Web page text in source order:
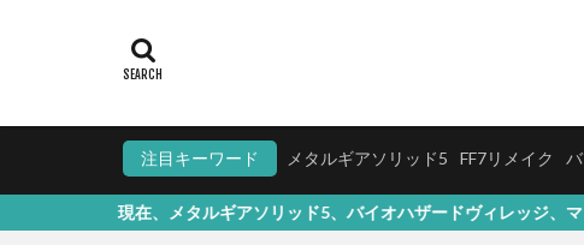
注目キーワード メタルギアソリッド5 FF7リメイク
、メタルギアソリッド5、バイオハザードヴィレッジ、マリオ、FF7リメ